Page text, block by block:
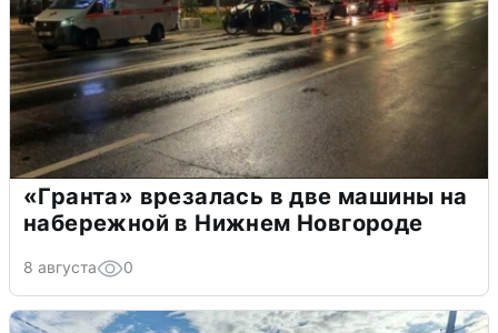
«Гранта» врезалась в две машины на
набережной в Нижнем Новгороде
8 августа 0